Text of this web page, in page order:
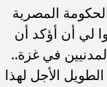
المصرية
لي أن أؤكد أن
في غزة..
الأجل لهذا